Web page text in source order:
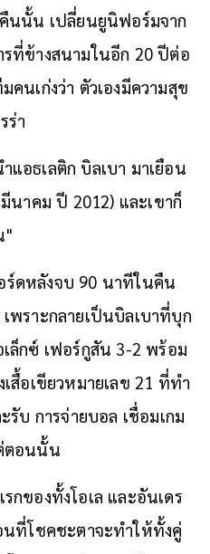
นนั้น เปลี่ยนยูนิฟอร์มจาก
ที่ข้างสนามในอีก 20 ปีต่อ
นเก่งว่า ตัวเองมีความสุข
ร่า
แอธเลติก บิลเบา มาเยือน
นาคม ปี 2012) และเขาก็
"
ดหลังจบ 90 นาทีในคืน
พราะกลายเป็นบิลเบาที่บุก
ล็กซ์ เฟอร์กูสัน 3-2 พร้อม
สื้อเขียวหมายเลข 21 ที่ทำ
บ การจ่ายบอล เชื่อมเกม
ตอนนั้น
กของทั้งโอเล และอันเดร
นที่โชคชะตาจะทำให้ทั้งคู่